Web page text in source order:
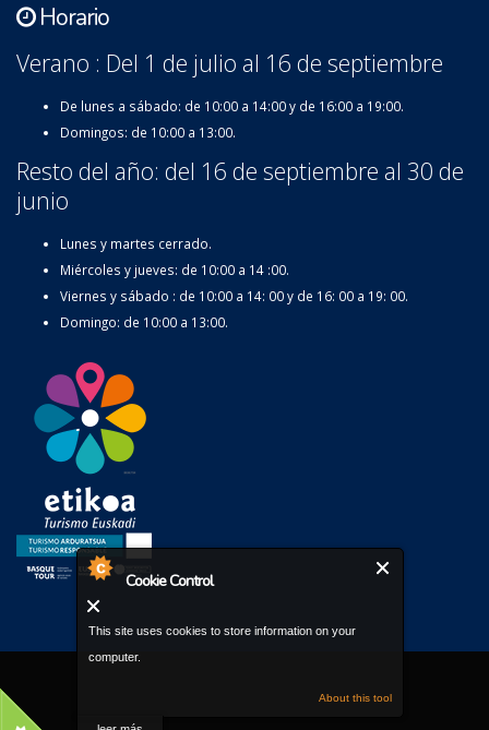
Cookie Control
This site uses cookies to store information on your
computer.
About this tool
Horario
Verano : Del 1 de julio al 16 de septiembre
De lunes a sábado: de 10:00 a 14:00 y de 16:00 a 19:00.
Domingos: de 10:00 a 13:00.
Resto del año: del 16 de septiembre al 30 de
junio
Lunes y martes cerrado.
Miércoles y jueves: de 10:00 a 14 :00.
Viernes y sábado : de 10:00 a 14: 00 y de 16: 00 a 19: 00.
Domingo: de 10:00 a 13:00.